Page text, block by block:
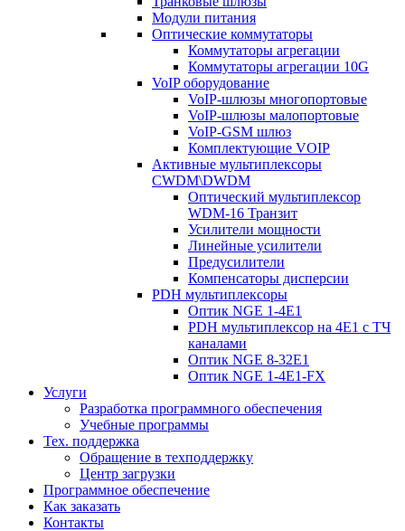
Модули питания
Оптические коммутаторы
Коммутаторы агрегации
Коммутаторы агрегации 10G
VoIP оборудование
VoIP-шлюзы многопортовые
VoIP-шлюзы малопортовые
VoIP-GSM шлюз
Комплектующие VOIP
Активные мультиплексоры
CWDM\DWDM
Оптический мультиплексор
WDM-16 Транзит
Усилители мощности
Линейные усилители
Предусилители
Компенсаторы дисперсии
PDH мультиплексоры
Оптик NGE 1-4E1
PDH мультиплексор на 4Е1 с ТЧ
каналами
Оптик NGE 8-32E1
Оптик NGE 1-4E1-FX
Услуги
Разработка программного обеспечения
Учебные программы
Тех. поддержка
Обращение в техподдержку
Центр загрузки
Программное обеспечение
Как заказать
Контакты